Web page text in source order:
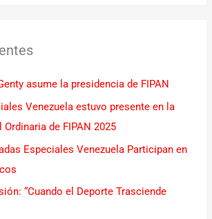
asume la presidencia de FIPAN
Venezuela estuvo presente en la
de FIPAN 2025
Especiales Venezuela Participan en
“Cuando el Deporte Trasciende